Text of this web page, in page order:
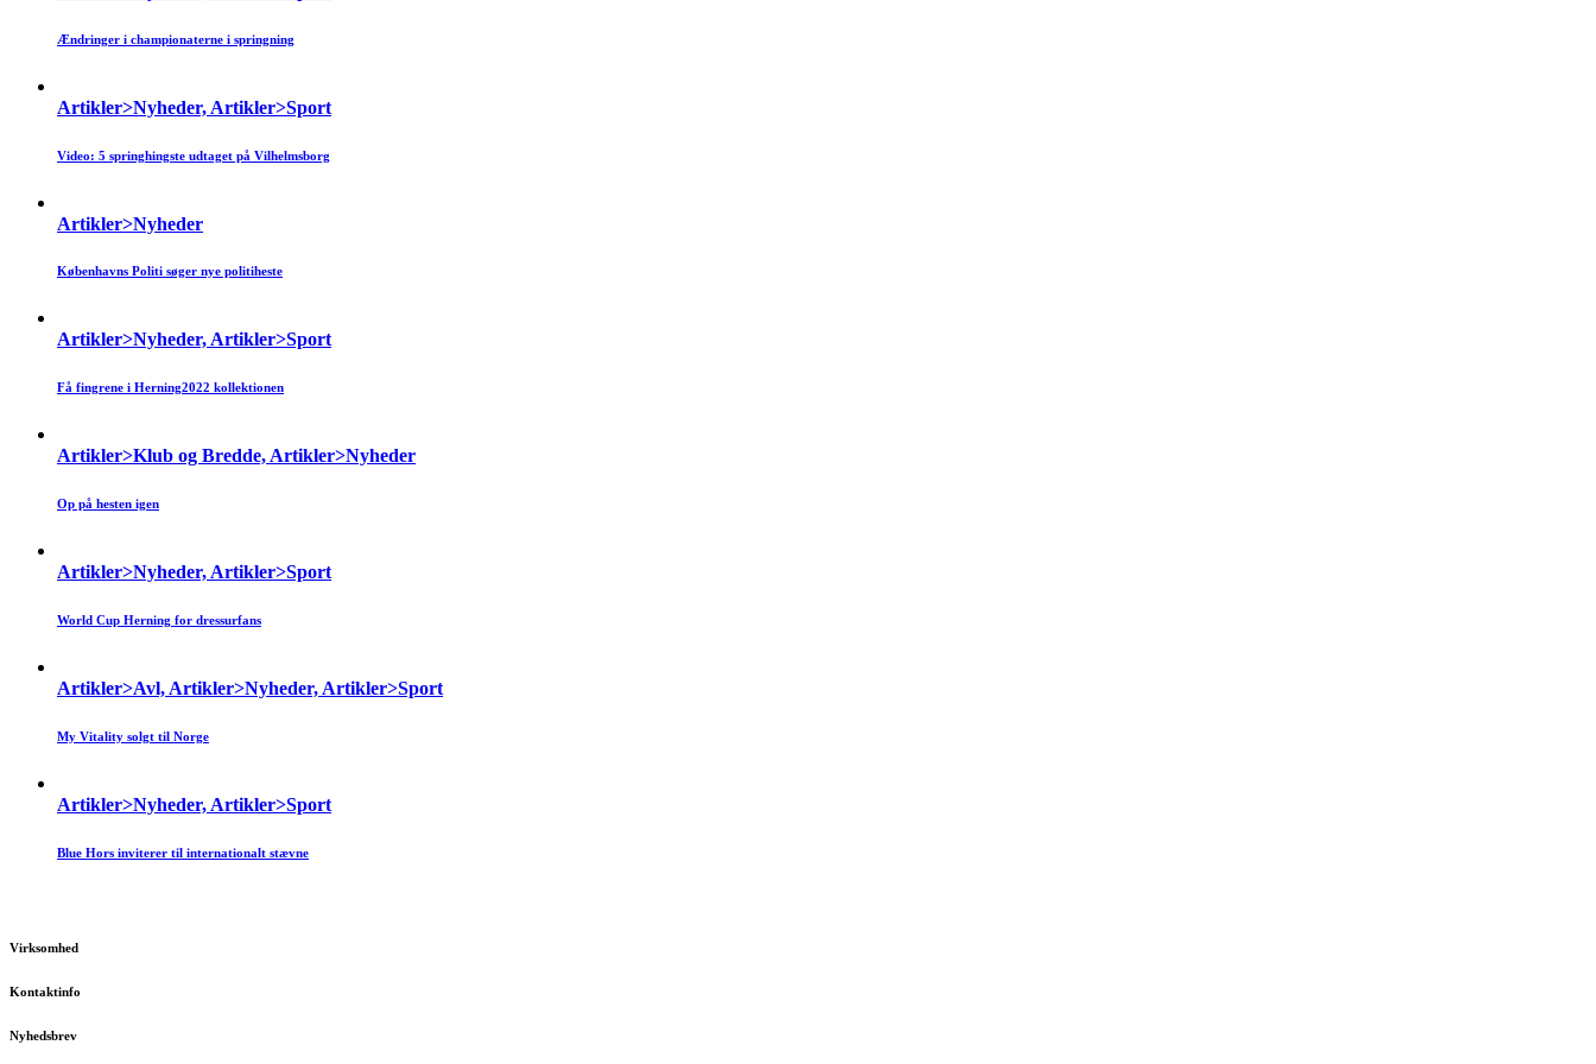
Ændringer i championaterne i springning
Artikler>Nyheder, Artikler>Sport
Video: 5 springhingste udtaget på Vilhelmsborg
Artikler>Nyheder
Københavns Politi søger nye politiheste
Artikler>Nyheder, Artikler>Sport
Få fingrene i Herning2022 kollektionen
Artikler>Klub og Bredde, Artikler>Nyheder
Op på hesten igen
Artikler>Nyheder, Artikler>Sport
World Cup Herning for dressurfans
Artikler>Avl, Artikler>Nyheder, Artikler>Sport
My Vitality solgt til Norge
Artikler>Nyheder, Artikler>Sport
Blue Hors inviterer til internationalt stævne
Virksomhed
Kontaktinfo
Nyhedsbrev